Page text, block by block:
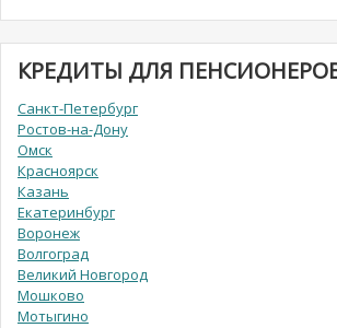
КРЕДИТЫ ДЛЯ
Санкт-Петербург
Ростов-на-Дону
Омск
Красноярск
Казань
Екатеринбург
Воронеж
Волгоград
Великий Новгород
Мошково
Мотыгино